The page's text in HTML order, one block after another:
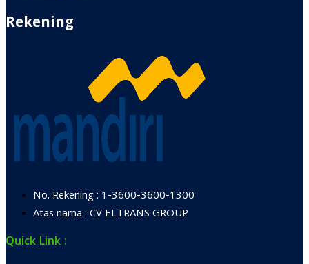
Rekening
No. Rekening : 1-3600-3600-1300
Atas nama : CV ELTRANS GROUP
Quick Link :